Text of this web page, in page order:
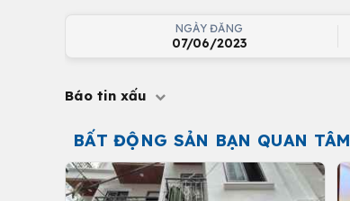
NGÀY ĐĂNG
07/06/2023
Báo tin xấu
BẤT ĐỘNG SẢN BẠN QUAN TÂM